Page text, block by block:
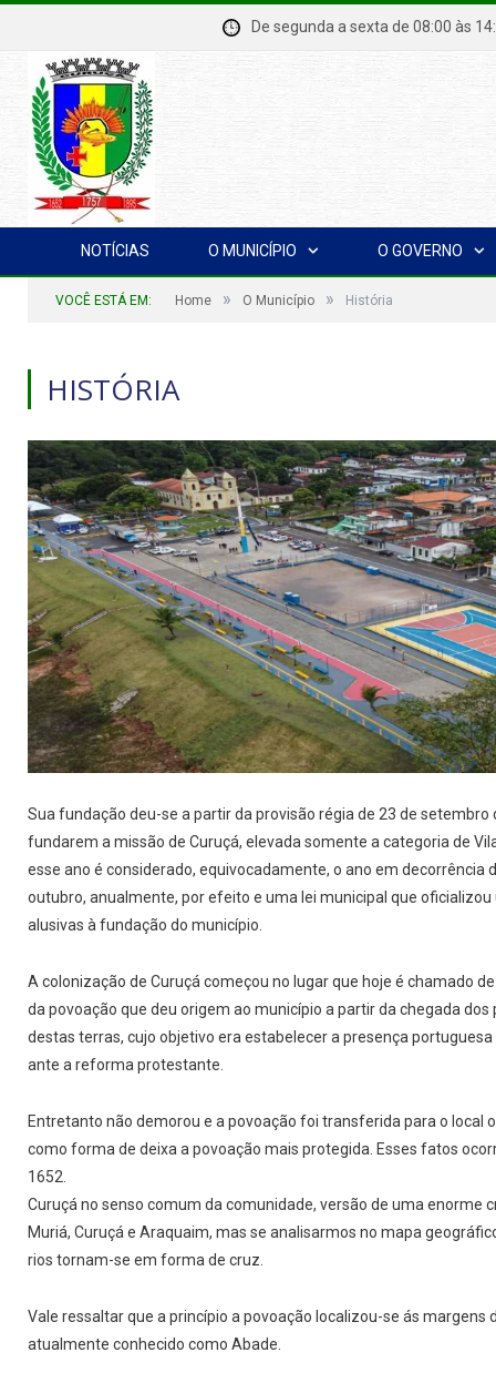
De segunda a sexta de 08:00
NOTÍCIAS O MUNICÍPIO O GOVERNO
VOCÊ ESTÁ EM: Home » O Município » História
HISTÓRIA
Sua fundação deu-se a partir da provisão régia de 23 de
fundarem a missão de Curuçá, elevada somente a categoria de
esse ano é considerado, equivocadamente, o ano em decorrência
outubro, anualmente, por efeito e uma lei municipal que
alusivas à fundação do município.
A colonização de Curuçá começou no lugar que hoje é chamado
da povoação que deu origem ao município a partir da chegada
destas terras, cujo objetivo era estabelecer a presença
ante a reforma protestante.
Entretanto não demorou e a povoação foi transferida para o local
como forma de deixa a povoação mais protegida. Esses fatos
1652.
Curuçá no senso comum da comunidade, versão de uma enorme
Muriá, Curuçá e Araquaim, mas se analisarmos no mapa
rios tornam-se em forma de cruz.
Vale ressaltar que a princípio a povoação localizou-se ás margens
atualmente conhecido como Abade.